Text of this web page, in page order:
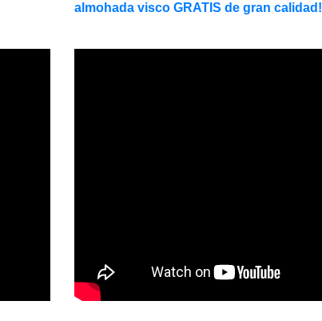
almohada visco GRATIS de gran calidad!